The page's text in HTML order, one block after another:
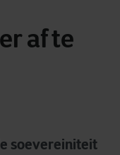
af te
soevereiniteit